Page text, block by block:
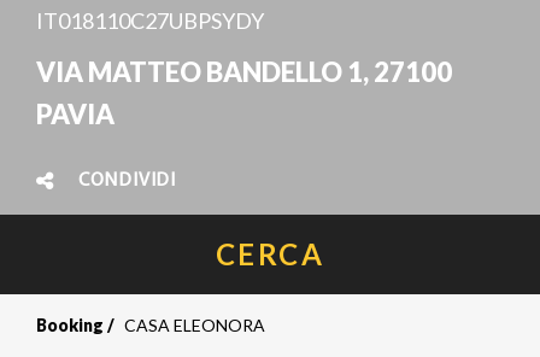
IT018110C27UBPSYDY
VIA MATTEO BANDELLO 1, 27100
PAVIA
CONDIVIDI
CERCA
Booking CASA ELEONORA